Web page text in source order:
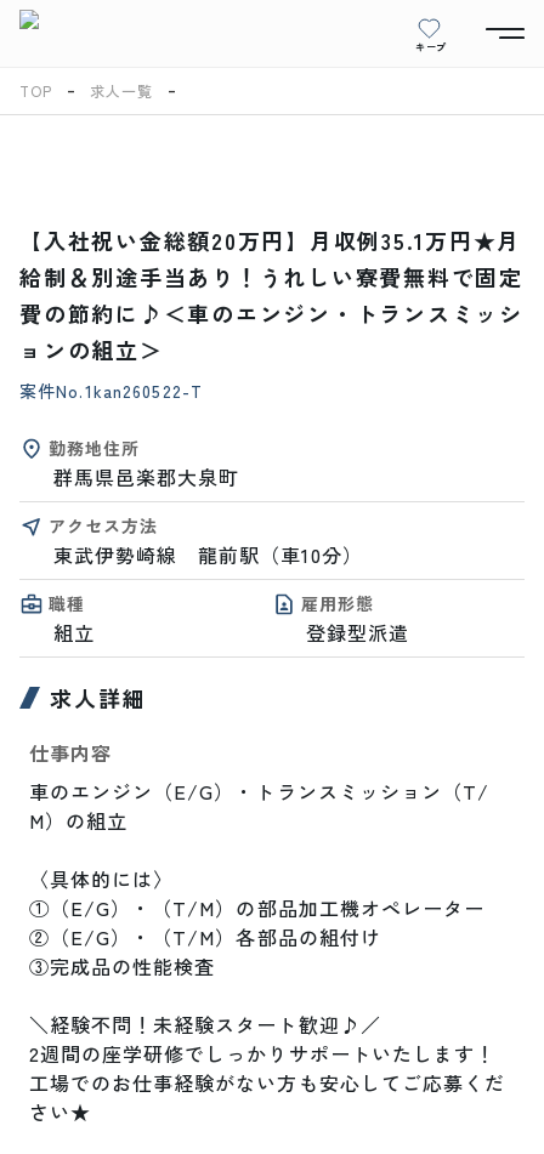
キープ
TOP 求人一覧
【入社祝い金総額20万円】月収例35.1万円★月
給制＆別途手当あり！うれしい寮費無料で固定
費の節約に♪＜車のエンジン・トランスミッシ
ョンの組立＞
案件No.1kan260522-T
勤務地住所
群馬県邑楽郡大泉町
アクセス方法
東武伊勢崎線　龍前駅（車10分）
職種
組立
雇用形態
登録型派遣
求人詳細
仕事内容
車のエンジン（E/G）・トランスミッション（T/
M）の組立
〈具体的には〉
①（E/G）・（T/M）の部品加工機オペレーター
②（E/G）・（T/M）各部品の組付け
③完成品の性能検査
＼経験不問！未経験スタート歓迎♪／
2週間の座学研修でしっかりサポートいたします！
工場でのお仕事経験がない方も安心してご応募くだ
さい★